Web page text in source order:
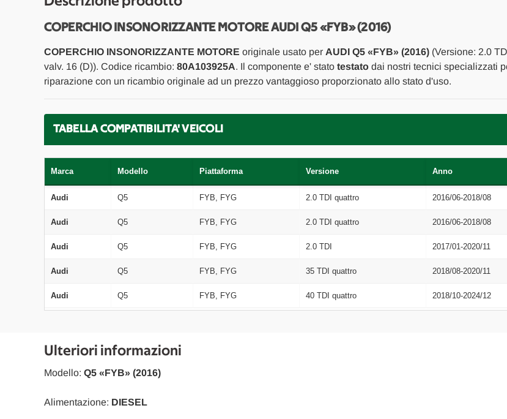
in
poi
[[263284]]
in
poi
COPERCHIO INSONORIZZANTE MOTORE AUDI Q5 «FYB» (2016)
COPERCHIO INSONORIZZANTE MOTORE originale usato per AUDI Q5 «FYB» (2016)(Versione: 2.0
valv. 16 (D)). Codice ricambio: 80A103925A. Il componente e' stato testatodai nostri tecnici specializzati
riparazione con un ricambio originale ad un prezzo vantaggioso proporzionato allo stato d'uso.
TABELLA COMPATIBILITA' VEICOLI
Marca Modello Piattaforma Versione Anno
Audi Q5 FYB, FYG 2.0 TDI quattro 2016/06-2018/08
Audi Q5 FYB, FYG 2.0 TDI quattro 2016/06-2018/08
Audi Q5 FYB, FYG 2.0 TDI 2017/01-2020/11
Audi Q5 FYB, FYG 35 TDI quattro 2018/08-2020/11
Audi Q5 FYB, FYG 40 TDI quattro 2018/10-2024/12
Ulteriori informazioni
Modello: Q5 «FYB» (2016)
Alimentazione: DIESEL